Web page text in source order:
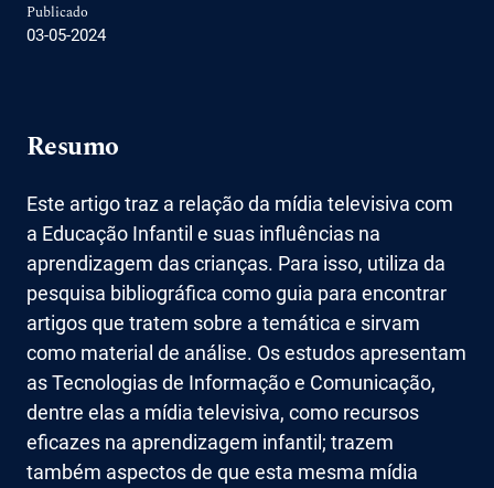
Publicado
03-05-2024
Resumo
Este artigo traz a relação da mídia televisiva com
a Educação Infantil e suas influências na
aprendizagem das crianças. Para isso, utiliza da
pesquisa bibliográfica como guia para encontrar
artigos que tratem sobre a temática e sirvam
como material de análise. Os estudos apresentam
as Tecnologias de Informação e Comunicação,
dentre elas a mídia televisiva, como recursos
eficazes na aprendizagem infantil; trazem
também aspectos de que esta mesma mídia